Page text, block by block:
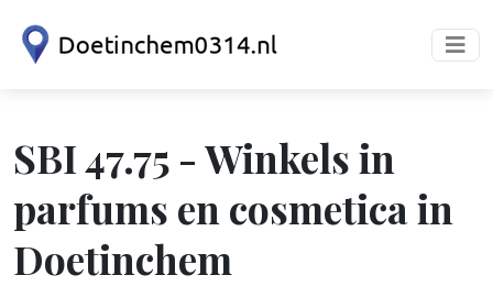
SBI 47.75 - Winkels in
parfums en cosmetica in
Doetinchem